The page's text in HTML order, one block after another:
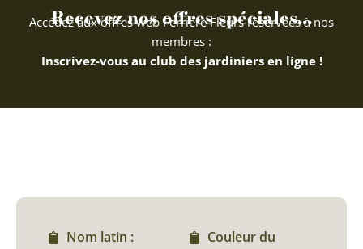
Recevez nos offres spéciales...
Accédez aux offres web Ferriere Fleurs réservées à nos
membres :
Inscrivez-vous au club des jardiniers en ligne !
Nom latin :
Couleur du